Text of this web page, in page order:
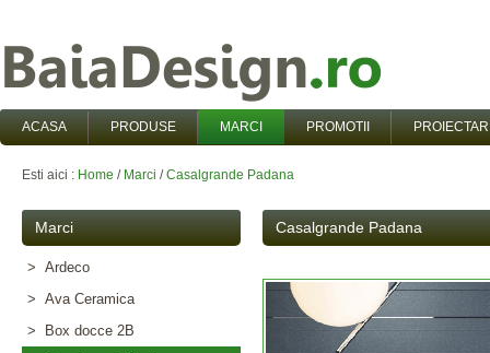
ACASA PRODUSE MARCI PROMOTII
Esti aici : Home / Marci /Casalgrande Padana
Marci
> Ardeco
> Ava Ceramica
> Box docce 2B
Casalgrande Padana